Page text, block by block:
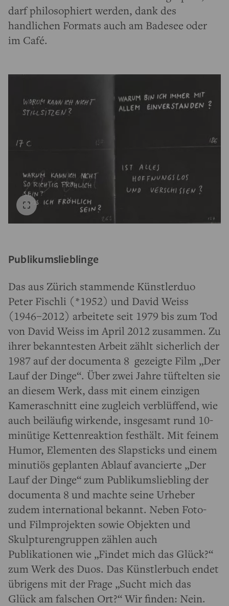
darf philosophiert werden, dank des
handlichen Formats auch am Badesee oder
im Café.
Publikumslieblinge
Das aus Zürich stammende Künstlerduo
Peter Fischli (*1952) und David Weiss
(1946–2012) arbeitete seit 1979 bis zum Tod
von David Weiss im April 2012 zusammen. Zu
ihrer bekanntesten Arbeit zählt sicherlich der
1987 auf der documenta 8 gezeigte Film „Der
Lauf der Dinge“. Über zwei Jahre tüftelten sie
an diesem Werk, dass mit einem einzigen
Kameraschnitt eine zugleich verblüffend, wie
auch beiläufig wirkende, insgesamt rund 10-
minütige Kettenreaktion festhält. Mit feinem
Humor, Elementen des Slapsticks und einem
minutiös geplanten Ablauf avancierte „Der
Lauf der Dinge“ zum Publikumsliebling der
documenta 8 und machte seine Urheber
zudem international bekannt. Neben Foto-
und Filmprojekten sowie Objekten und
Skulpturengruppen zählen auch
Publikationen wie „Findet mich das Glück?“
zum Werk des Duos. Das Künstlerbuch endet
übrigens mit der Frage „Sucht mich das
Glück am falschen Ort?“ Wir finden: Nein.